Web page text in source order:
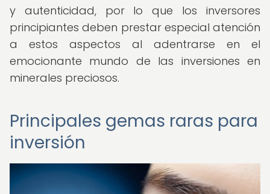
y autenticidad, por lo que los inversores
principiantes deben prestar especial atención
a estos aspectos al adentrarse en el
emocionante mundo de las inversiones en
minerales preciosos.
Principales gemas raras para
inversión